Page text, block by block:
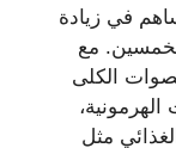
في زيادة
مع
الكلى
مثل